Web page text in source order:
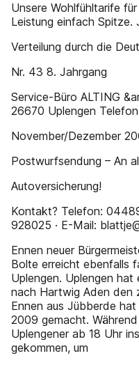
Unsere Wohlfühltarife
Leistung einfach
Verteilung durch die
Nr. 43 8. Jahrgang
Service-Büro ALTING
26670 Uplengen
November/Dezember
Postwurfsendung – An
Autoversicherung!
Kontakt? Telefon:
928025 · E-Mail:
Ennen neuer
Bolte erreicht ebenfalls
Uplengen. Uplengen hat
nach Hartwig Aden den
Ennen aus Jübberde
2009 gemacht.
Uplengener ab 18 Uhr
gekommen, um